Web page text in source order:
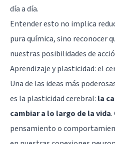
día a día.
Entender esto no implica
pura química, sino reconocer
nuestras posibilidades de
Aprendizaje y plasticidad: el
Una de las ideas más
es la plasticidad cerebral: la
cambiar a lo largo de la vida.
pensamiento o